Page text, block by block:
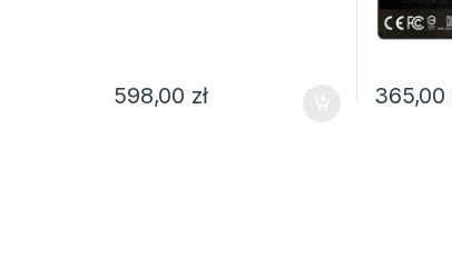
598,00 zł 365,00